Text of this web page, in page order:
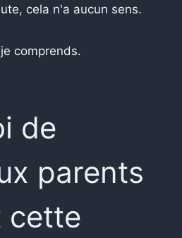
cela n'a aucun sens.
comprends.
de
parents
cette